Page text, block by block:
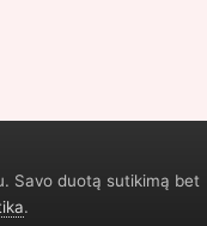
Savo duotą sutikimą bet
.